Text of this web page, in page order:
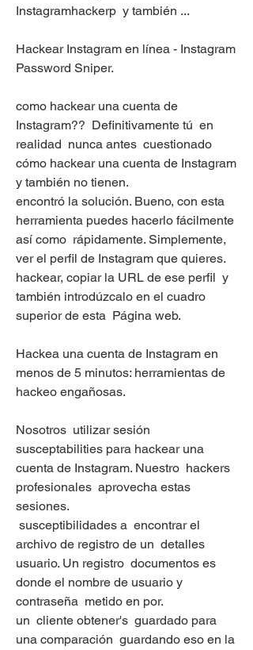
Instagramhackerp  y también ...
Hackear Instagram en línea - Instagram
Password Sniper.
como hackear una cuenta de
Instagram??  Definitivamente tú  en
realidad  nunca antes  cuestionado
cómo hackear una cuenta de Instagram
y también no tienen.
encontró la solución. Bueno, con esta
herramienta puedes hacerlo fácilmente
así como  rápidamente. Simplemente,
ver el perfil de Instagram que quieres.
hackear, copiar la URL de ese perfil  y
también introdúzcalo en el cuadro
superior de esta  Página web.
Hackea una cuenta de Instagram en
menos de 5 minutos: herramientas de
hackeo engañosas.
Nosotros  utilizar sesión
susceptabilities para hackear una
cuenta de Instagram. Nuestro  hackers
profesionales  aprovecha estas
sesiones.
archivo de registro de un  detalles
usuario. Un registro  documentos es
donde el nombre de usuario y
contraseña  metido en por.
un  cliente obtener's  guardado para
una comparación  guardando eso en la